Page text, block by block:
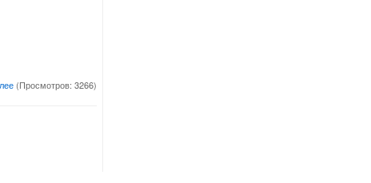
(Просмотров: 3266)